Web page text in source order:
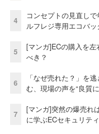
4
コンセプトの見直し
ルフレジ専用エコバ
5
[マンガ]ECの購入を
べき？
6
「なぜ売れた？」を
む、現場の声を“良質
7
[マンガ]突然の爆売れ
に学ぶECセキュリティ